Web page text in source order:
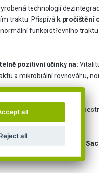
technologií
traktu. Přispívák pročištění
normální funkci střevního
pozitivní účinky na:
a mikrobiální rovnováhu,
který není náhradou
dávkování.
all
all